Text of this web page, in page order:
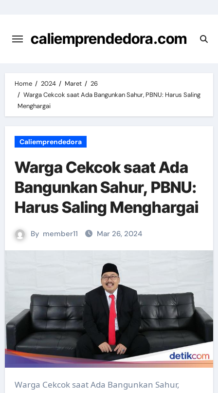
content
caliemprendedora.com
Home 2024 Maret
26
Warga Cekcok saat Ada Bangunkan Sahur, PBNU: Harus Saling
Menghargai
Caliemprendedora
Warga Cekcok saat Ada
Bangunkan Sahur, PBNU:
Harus Saling Menghargai
By member11 Mar 26, 2024
Warga Cekcok saat Ada Bangunkan Sahur,